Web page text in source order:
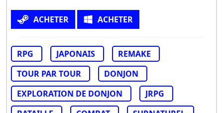
ACHETER ACHETER
RPG JAPONAIS
REMAKE
TOUR PAR TOUR
DONJON
EXPLORATION DE DONJON
JRPG